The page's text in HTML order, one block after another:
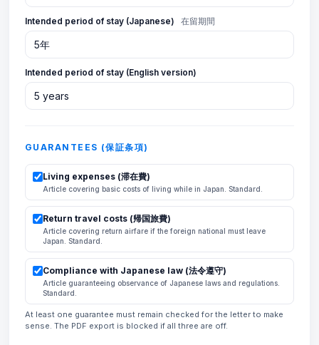
Intended period of stay (Japanese) 在留期間
Intended period of stay (English version)
GUARANTEES (保証条項)
Living expenses (滞在費)
Article covering basic costs of living while in Japan. Standard.
Return travel costs (帰国旅費)
Article covering return airfare if the foreign national must leave
Japan. Standard.
Compliance with Japanese law (法令遵守)
Article guaranteeing observance of Japanese laws and regulations.
Standard.
At least one guarantee must remain checked for the letter to make
sense. The PDF export is blocked if all three are off.